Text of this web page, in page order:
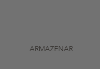
ARMAZENAR